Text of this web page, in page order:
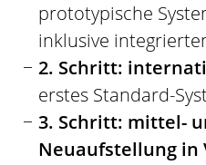
prototypische
inklusive
2. Schritt:
erstes Standard-
3. Schritt: mittel-
Neuaufstellung in